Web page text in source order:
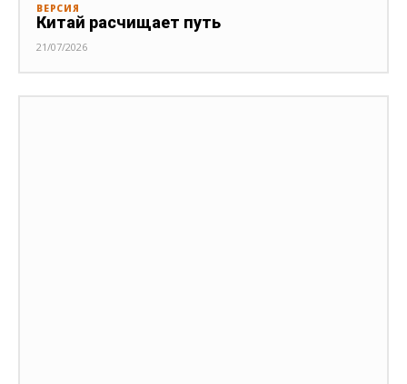
ВЕРСИЯ
Китай расчищает путь
21/07/2026